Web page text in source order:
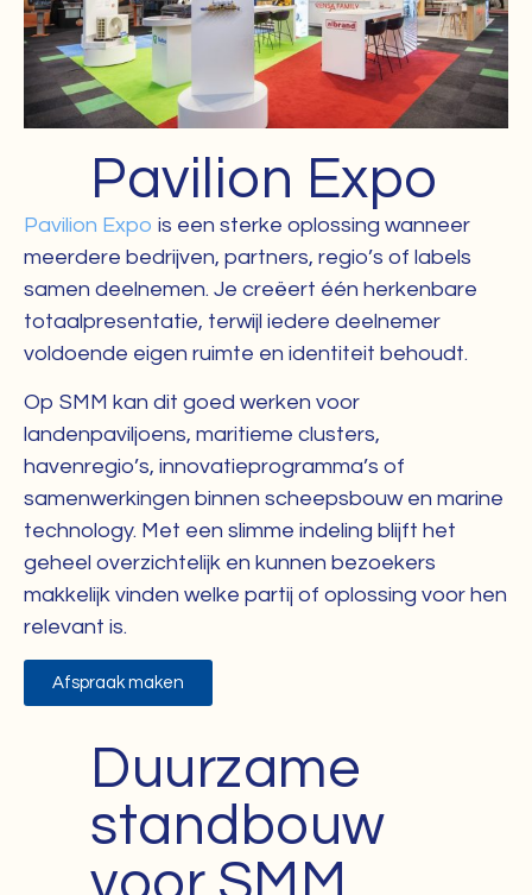
Pavilion Expo
Pavilion Expo is een sterke oplossing wanneer
meerdere bedrijven, partners, regio’s of labels
samen deelnemen. Je creëert één herkenbare
totaalpresentatie, terwijl iedere deelnemer
voldoende eigen ruimte en identiteit behoudt.
Op SMM kan dit goed werken voor
landenpaviljoens, maritieme clusters,
havenregio’s, innovatieprogramma’s of
samenwerkingen binnen scheepsbouw en marine
technology. Met een slimme indeling blijft het
geheel overzichtelijk en kunnen bezoekers
makkelijk vinden welke partij of oplossing voor hen
relevant is.
Afspraak maken
Duurzame
standbouw